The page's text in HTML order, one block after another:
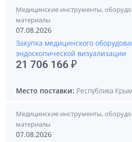
Медицинские инструменты,
материалы
07.08.2026
Закупка медицинского
эндоскопической визуализации
21 706 166 ₽
Место поставки: Республика Крым
Медицинские инструменты,
материалы
07.08.2026